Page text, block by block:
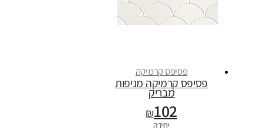
פסיפס קרמיקה
פסיפס קרמיקה מניפות
מבריק
₪102
יחידה